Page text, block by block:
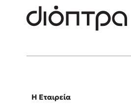
Η Εταιρεία